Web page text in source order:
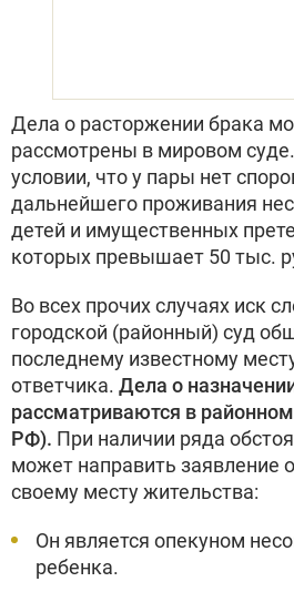
Дела о расторжении брака
рассмотрены в мировом
условии, что у пары нет
дальнейшего проживания
детей и имущественных
которых превышает 50 тыс.
Во всех прочих случаях иск
городской (районный) суд
последнему известному
ответчика. Дела о
рассматриваются в
РФ). При наличии ряда
может направить заявление
своему месту жительства:
Он является опекуном
ребенка.